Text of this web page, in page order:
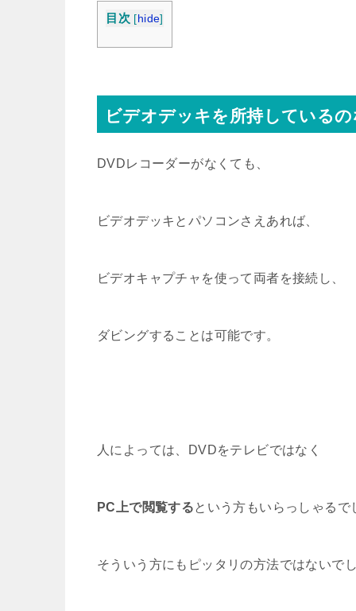
目次 [ hide]
ビデオデッキを所持している
DVDレコーダーがなくても、
ビデオデッキとパソコンさえあれば、
ビデオキャプチャを使って両者を接続し、
ダビングすることは可能です。
人によっては、DVDをテレビではなく
PC上で閲覧するという方もいらっしゃるで
そういう方にもピッタリの方法ではないでし